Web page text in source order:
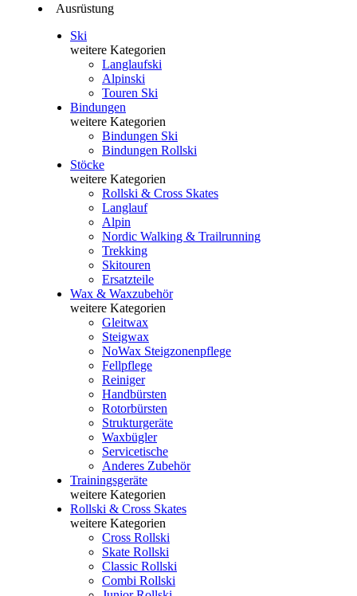
Ausrüstung
Ski
weitere Kategorien
Langlaufski
Alpinski
Touren Ski
Bindungen
weitere Kategorien
Bindungen Ski
Bindungen Rollski
Stöcke
weitere Kategorien
Rollski & Cross Skates
Langlauf
Alpin
Nordic Walking & Trailrunning
Trekking
Skitouren
Ersatzteile
Wax & Waxzubehör
weitere Kategorien
Gleitwax
Steigwax
NoWax Steigzonenpflege
Fellpflege
Reiniger
Handbürsten
Rotorbürsten
Strukturgeräte
Waxbügler
Servicetische
Anderes Zubehör
Trainingsgeräte
weitere Kategorien
Rollski & Cross Skates
weitere Kategorien
Cross Rollski
Skate Rollski
Classic Rollski
Combi Rollski